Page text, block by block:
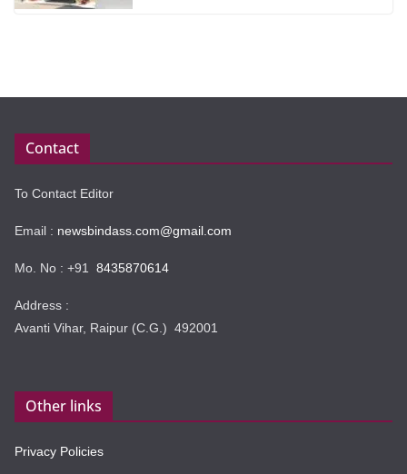
Contact
To Contact Editor
Email : newsbindass.com@gmail.com
Mo. No : +91 8435870614
Address :
Avanti Vihar, Raipur (C.G.) 492001
Other links
Privacy Policies